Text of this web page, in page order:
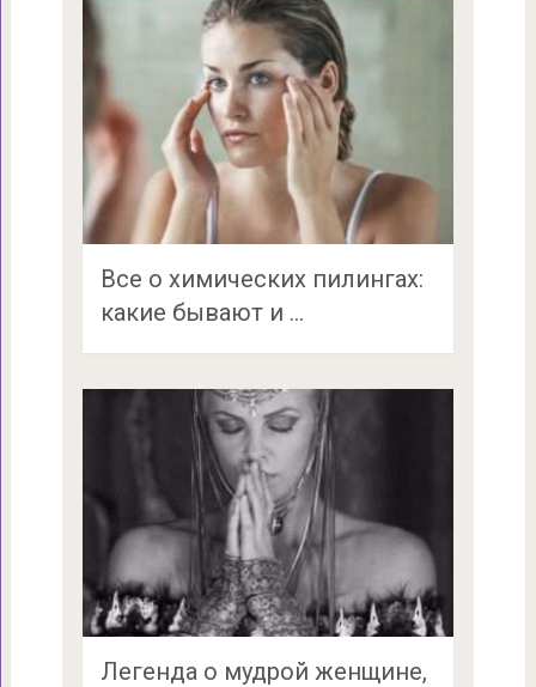
Все о химических пилингах:
какие бывают и …
Легенда о мудрой женщине,